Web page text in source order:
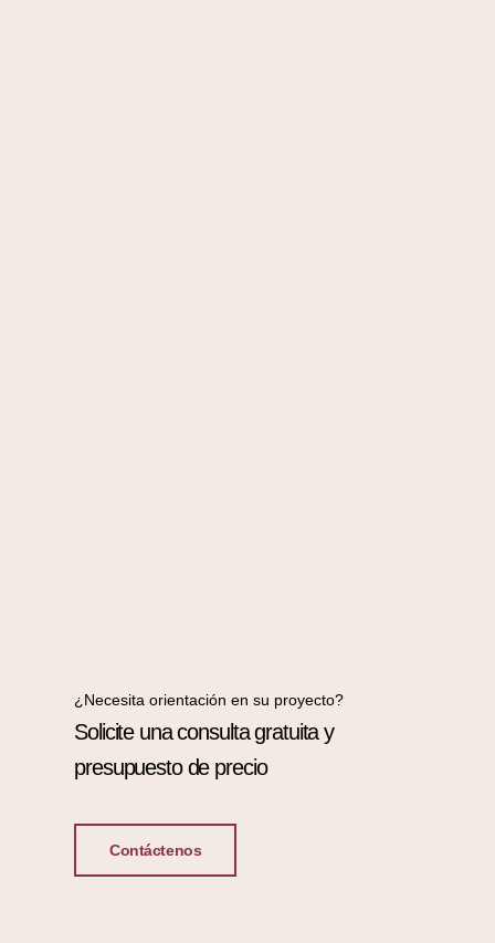
¿Necesita orientación en su proyecto?
Solicite una consulta gratuita y
presupuesto de precio
Contáctenos